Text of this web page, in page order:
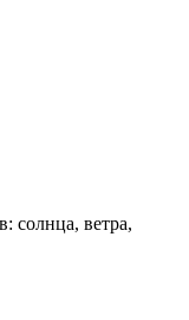
солнца, ветра,